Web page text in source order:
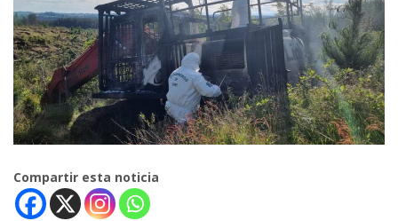
Compartir esta noticia